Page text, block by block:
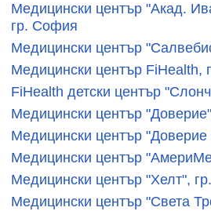
Медицински център "Акад.
гр. София
Медицински център
Медицински център FiHealth,
FiHealth детски център
Медицински център
Медицински център
Медицински център
Медицински център "Хелт",
Медицински център "Света